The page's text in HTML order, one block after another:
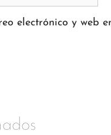
electrónico y web